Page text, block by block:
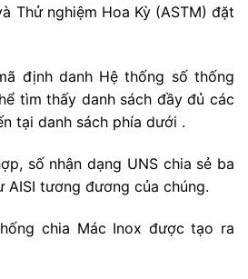
Thử nghiệm Hoa Kỳ (ASTM) đặt
định danh Hệ thống số thống
tìm thấy danh sách đầy đủ các
tại danh sách phía dưới .
số nhận dạng UNS chia sẻ ba
AISI tương đương của chúng.
chia Mác Inox được tạo ra